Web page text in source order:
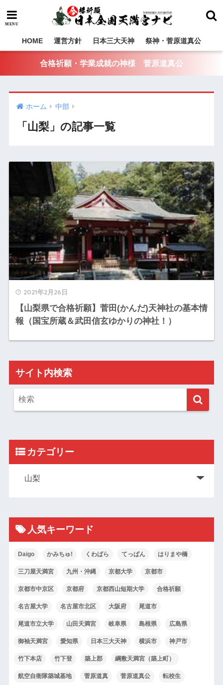
HOME 運営方針 日本三大天神 祭神・菅原道真公
合格祈願・学業成就の神様 菅原道真公
ホーム 中部
「山梨」の記事一覧
2021年2月26日
【山梨県で合格祈願】菅田(かんだ)天神社の基本情
報（国宝所蔵＆武田信玄ゆかりの神社！）
サイト内検索
カテゴリー
人気キーワード
Daigo かみちゅ! くわばら てっぱん はりまや橋
三刀屋天満宮 九州・沖縄 京都大学 京都市
京都市中京区 京都府 京都西山短期大学 合格祈願
名古屋大学 名古屋市北区 大阪府 尾道市
尾道市立大学 山田天満宮 岐阜県 島根県 広島県
御袖天満宮 愛知県 日本三大天神 横浜市 神戸市
竹下本店 竹下登 築上郡 綱敷天満宮（築上町）
航空自衛隊築城基地 菅原道真 菅原道真公 転校生